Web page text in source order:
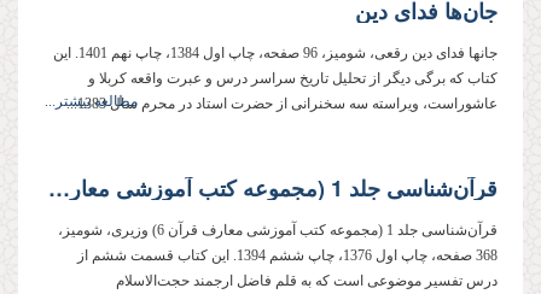
جان‌ها فدای دین
جانها فدای دین رقعی، شومیز، 96 صفحه، چاپ اول 1384، چاپ نهم 1401. این
کتاب که برگی دیگر از تحلیل تاریخ سراسر درس و عبرت واقعه کربلا و
عاشوراست، ویراسته سه سخنرانی از حضرت استاد در محرم سال 1383...مطالعه بیشتر...
قرآن‌شناسى جلد 1 (مجموعه کتب آموزشی معارف قرآن 6)
قرآن‌شناسى جلد 1 (مجموعه کتب آموزشی معارف قرآن 6) وزیری، شومیز،
368 صفحه، چاپ اول 1376، چاپ ششم 1394. این كتاب قسمت ششم از
درس تفسیر موضوعى است كه به قلم فاضل ارجمند حجت‌الاسلام